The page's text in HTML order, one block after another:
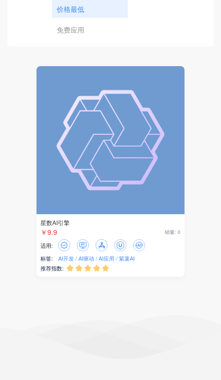
价格最低
免费应用
星数AI引擎
￥9.9 销量: 0
适用:
标签:
AI开发 AI驱动 AI应用
紫薯AI
推荐指数:     